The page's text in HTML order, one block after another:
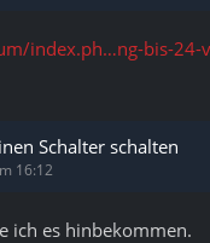
index.ph…ng-bis-24-
Schalter schalten
16:12
ich es hinbekommen.